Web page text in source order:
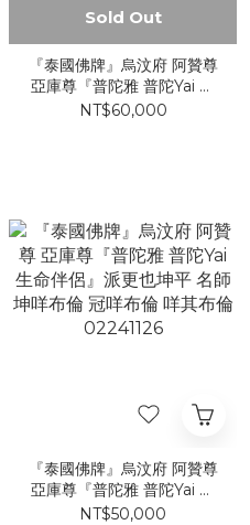
Sold Out
『泰國佛牌』烏汶府 阿贊尊
亞庫尊『普陀雅 普陀Yai 生
命伴侶』派更也坤平 名師 坤
NT$60,000
『泰國佛牌』烏汶府 阿贊尊
亞庫尊『普陀雅 普陀Yai 生
命伴侶』派更也坤平 名師 坤
NT$50,000